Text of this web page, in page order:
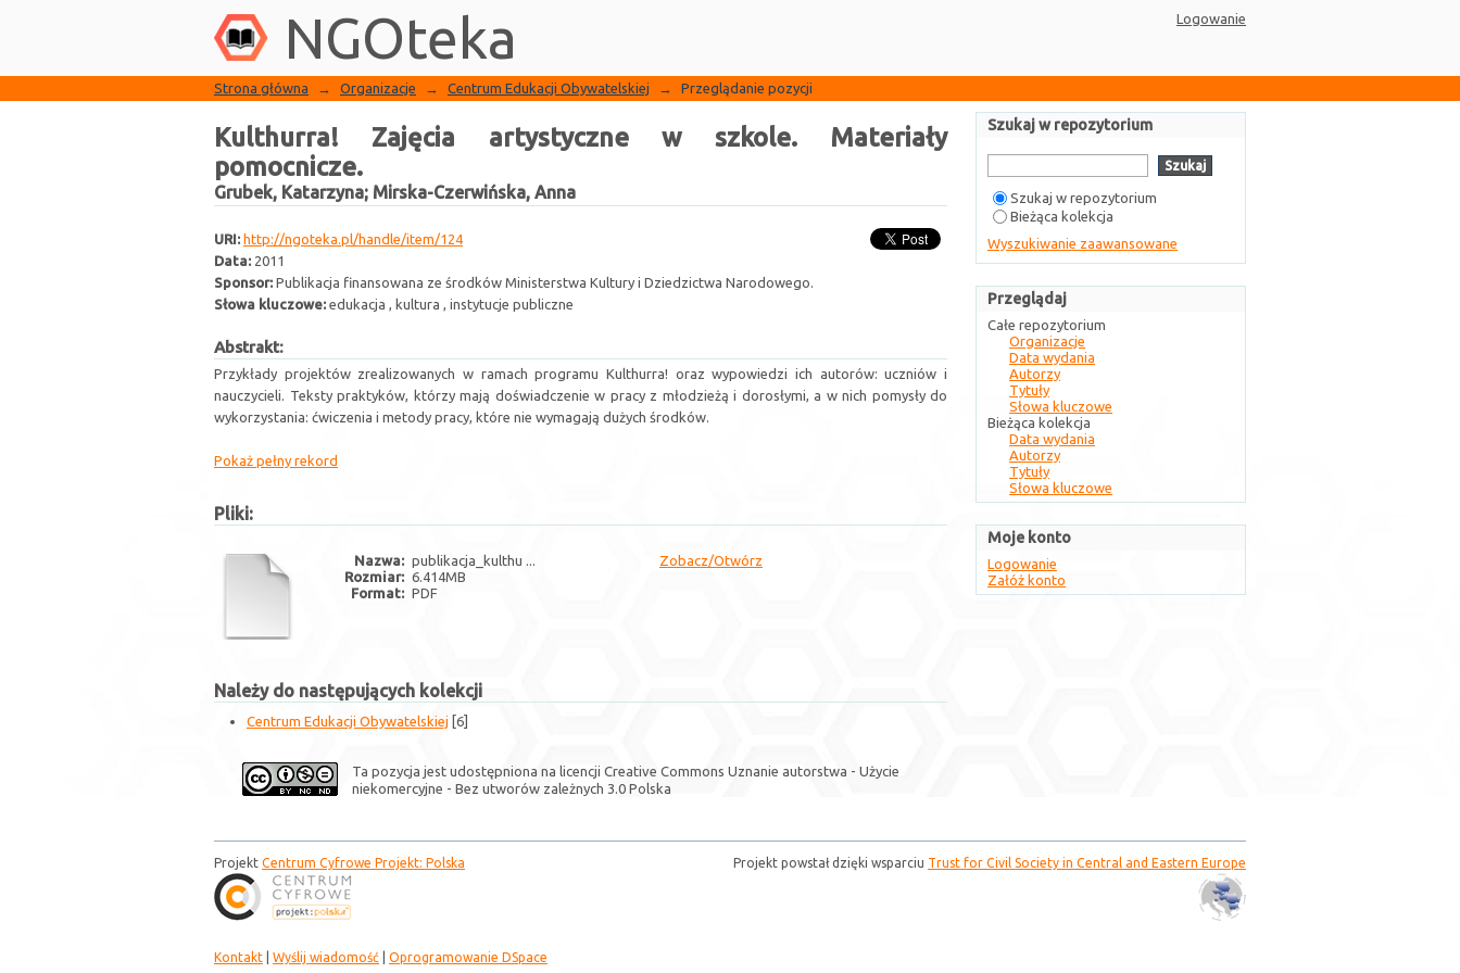
NGOteka
Kulthurra! Zajęcia artystyczne w szkole. Materiały pomocnicze.
Biblioteka NGO Logowanie
Strona główna → Organizacje → Centrum Edukacji Obywatelskiej → Przeglądanie pozycji
Kulthurra! Zajęcia artystyczne w szkole. Materiały
pomocnicze.
Grubek, Katarzyna; Mirska-Czerwińska, Anna
URI: http://ngoteka.pl/handle/item/124
Data: 2011
Sponsor: Publikacja finansowana ze środków Ministerstwa Kultury i Dziedzictwa Narodowego.
Słowa kluczowe: edukacja , kultura , instytucje publiczne
Abstrakt:
Przykłady projektów zrealizowanych w ramach programu Kulthurra! oraz wypowiedzi ich autorów: uczniów i
nauczycieli. Teksty praktyków, którzy mają doświadczenie w pracy z młodzieżą i dorosłymi, a w nich pomysły do
wykorzystania: ćwiczenia i metody pracy, które nie wymagają dużych środków.
Pokaż pełny rekord
Pliki:
Nazwa: publikacja_kulthu ...
Rozmiar: 6.414MB
Format: PDF
Zobacz/Otwórz
Należy do następujących kolekcji
Centrum Edukacji Obywatelskiej [6]
Ta pozycja jest udostępniona na licencji Creative Commons Uznanie autorstwa - Użycie
niekomercyjne - Bez utworów zależnych 3.0 Polska
Szukaj w repozytorium
Szukaj w repozytorium
Bieżąca kolekcja
Wyszukiwanie zaawansowane
Przeglądaj
Całe repozytorium
Organizacje
Data wydania
Autorzy
Tytuły
Słowa kluczowe
Bieżąca kolekcja
Data wydania
Autorzy
Tytuły
Słowa kluczowe
Moje konto
Logowanie
Załóż konto
Projekt Centrum Cyfrowe Projekt: Polska Projekt powstał dzięki wsparciu Trust for Civil Society in Central and Eastern Europe
Kontakt Wyślij wiadomość Oprogramowanie DSpace